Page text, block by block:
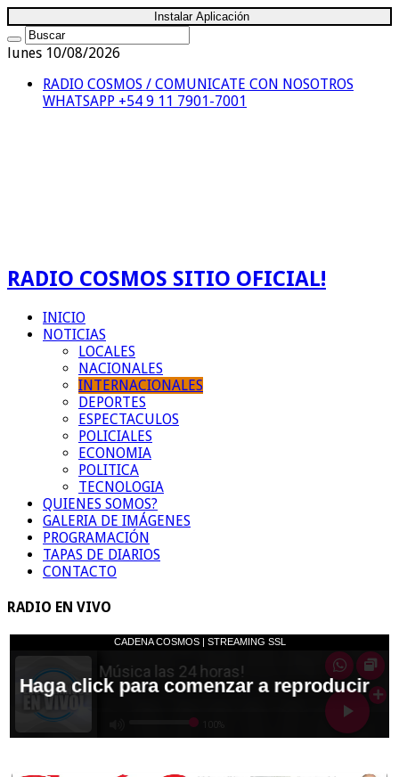
Instalar Aplicación
lunes 10/08/2026
RADIO COSMOS / COMUNICATE CON NOSOTROS
WHATSAPP +54 9 11 7901-7001
RADIO COSMOS SITIO OFICIAL!
INICIO
NOTICIAS
LOCALES
NACIONALES
INTERNACIONALES
DEPORTES
ESPECTACULOS
POLICIALES
ECONOMIA
POLITICA
TECNOLOGIA
QUIENES SOMOS?
GALERIA DE IMÁGENES
PROGRAMACIÓN
TAPAS DE DIARIOS
CONTACTO
RADIO EN VIVO